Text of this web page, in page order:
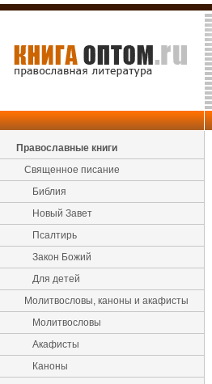
Православные книги
Священное писание
Библия
Новый Завет
Псалтирь
Закон Божий
Для детей
Молитвословы, каноны и акафисты
Молитвословы
Акафисты
Каноны